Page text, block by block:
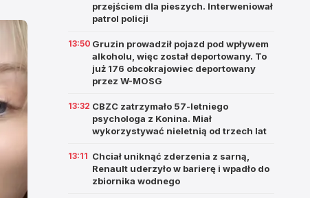
przejściem dla pieszych. Interweniował
patrol policji
13:50 Gruzin prowadził pojazd pod wpływem
alkoholu, więc został deportowany. To
już 176 obcokrajowiec deportowany
przez W-MOSG
13:32 CBZC zatrzymało 57-letniego
psychologa z Konina. Miał
wykorzystywać nieletnią od trzech lat
13:11 Chciał uniknąć zderzenia z sarną,
Renault uderzyło w barierę i wpadło do
zbiornika wodnego